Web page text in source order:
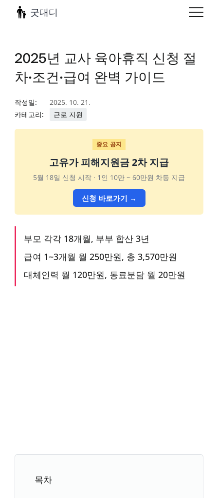
굿대디
2025년 교사 육아휴직 신청 절
차·조건·급여 완벽 가이드
작성일:
2025. 10. 21.
카테고리:
근로 지원
중요 공지
고유가 피해지원금 2차 지급
5월 18일 신청 시작 · 1인 10만 ~ 60만원 차등 지급
신청 바로가기 →
부모 각각 18개월, 부부 합산 3년
급여 1~3개월 월 250만원, 총 3,570만원
대체인력 월 120만원, 동료분담 월 20만원
목차